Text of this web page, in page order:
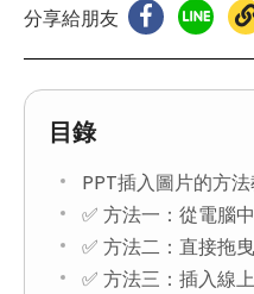
分享給朋友
目錄
PPT插入圖片的方
✅ 方法一：從電腦
✅ 方法二：直接拖
✅ 方法三：插入線